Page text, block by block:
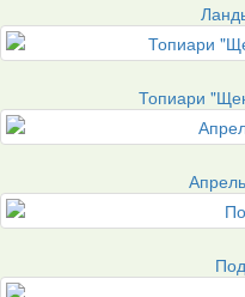
Топиари